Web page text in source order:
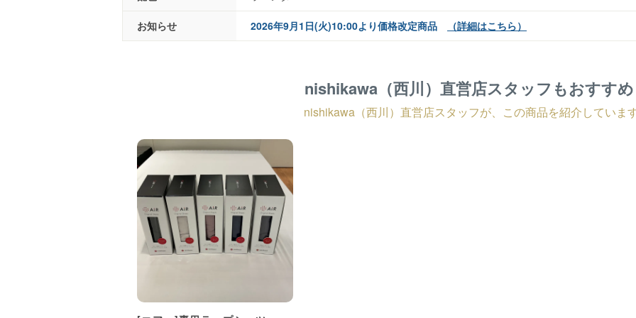
お知らせ 2026年9月1日(火)10:00より価格改定商品 （詳細はこちら）
nishikawa（西川）直営店スタッフもおすすめ
nishikawa（西川）直営店スタッフが、この商品を紹介しています